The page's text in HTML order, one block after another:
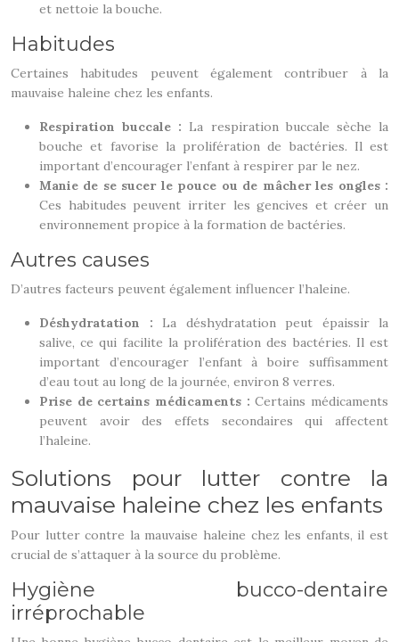
et nettoie la bouche.
Habitudes
Certaines habitudes peuvent également contribuer à la
mauvaise haleine chez les enfants.
Respiration buccale : La respiration buccale sèche la
bouche et favorise la prolifération de bactéries. Il est
important d’encourager l’enfant à respirer par le nez.
Manie de se sucer le pouce ou de mâcher les ongles :
Ces habitudes peuvent irriter les gencives et créer un
environnement propice à la formation de bactéries.
Autres causes
D’autres facteurs peuvent également influencer l’haleine.
Déshydratation : La déshydratation peut épaissir la
salive, ce qui facilite la prolifération des bactéries. Il est
important d’encourager l’enfant à boire suffisamment
d’eau tout au long de la journée, environ 8 verres.
Prise de certains médicaments :Certains médicaments
peuvent avoir des effets secondaires qui affectent
l’haleine.
Solutions pour lutter contre la
mauvaise haleine chez les enfants
Pour lutter contre la mauvaise haleine chez les enfants, il est
crucial de s’attaquer à la source du problème.
Hygiène bucco-dentaire
irréprochable